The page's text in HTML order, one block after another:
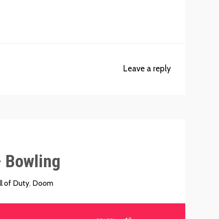
Leave a reply
Bowling
of Duty, Doom
Używaj